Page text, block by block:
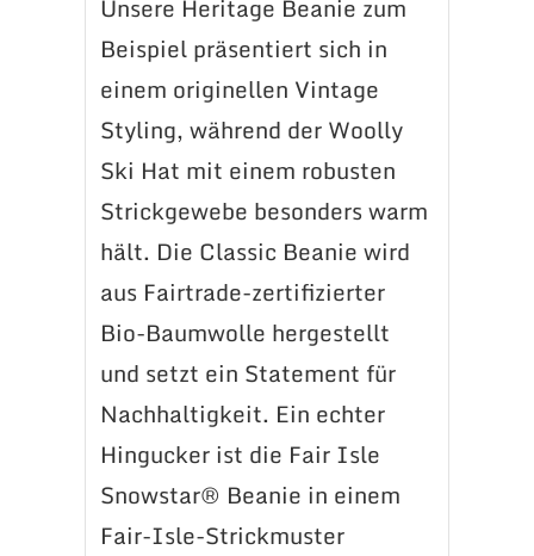
Unsere Heritage Beanie zum
Beispiel präsentiert sich in
einem originellen Vintage
Styling, während der Woolly
Ski Hat mit einem robusten
Strickgewebe besonders warm
hält. Die Classic Beanie wird
aus Fairtrade-zertifizierter
Bio-Baumwolle hergestellt
und setzt ein Statement für
Nachhaltigkeit. Ein echter
Hingucker ist die Fair Isle
Snowstar® Beanie in einem
Fair-Isle-Strickmuster